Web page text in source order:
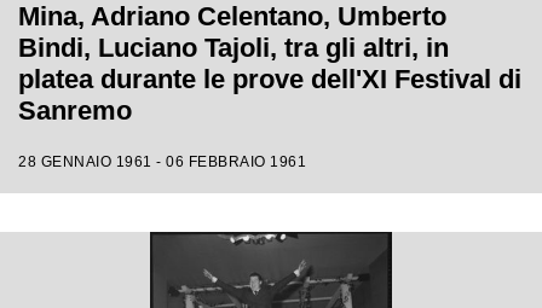
Mina, Adriano Celentano, Umberto
Bindi, Luciano Tajoli, tra gli altri, in
platea durante le prove dell'XI Festival di
Sanremo
28 GENNAIO 1961 - 06 FEBBRAIO 1961